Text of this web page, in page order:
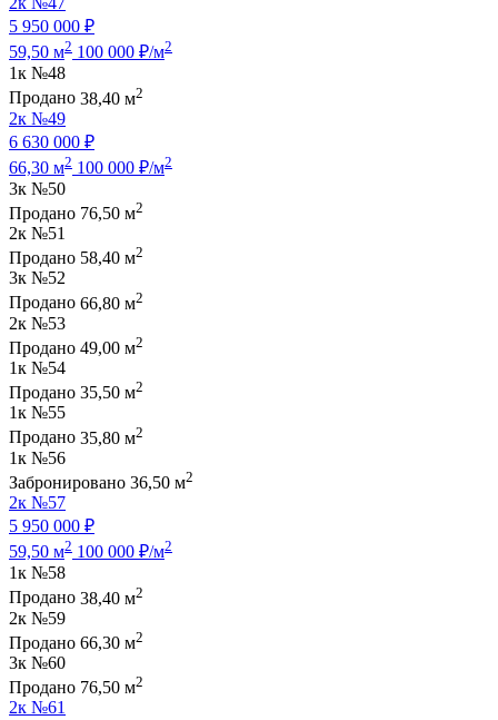
5 950 000 ₽
59,50 м2 100 000 ₽/м2
1к №48
Продано 38,40 м2
2к №49
6 630 000 ₽
66,30 м2 100 000 ₽/м2
3к №50
Продано 76,50 м2
2к №51
Продано 58,40 м2
3к №52
Продано 66,80 м2
2к №53
Продано 49,00 м2
1к №54
Продано 35,50 м2
1к №55
Продано 35,80 м2
1к №56
Забронировано 36,50 м2
2к №57
5 950 000 ₽
59,50 м2 100 000 ₽/м2
1к №58
Продано 38,40 м2
2к №59
Продано 66,30 м2
3к №60
Продано 76,50 м2
2к №61